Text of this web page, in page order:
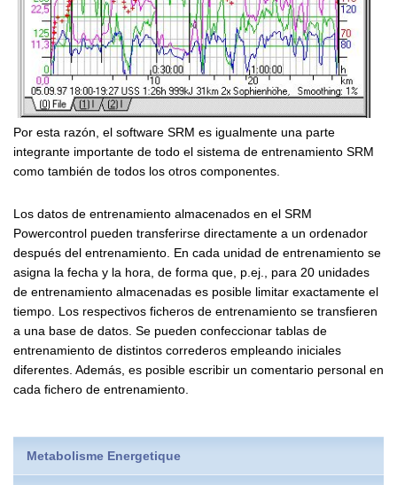
Por esta razón, el software SRM es igualmente una parte
integrante importante de todo el sistema de entrenamiento SRM
como también de todos los otros componentes.
Los datos de entrenamiento almacenados en el SRM
Powercontrol pueden transferirse directamente a un ordenador
después del entrenamiento. En cada unidad de entrenamiento se
asigna la fecha y la hora, de forma que, p.ej., para 20 unidades
de entrenamiento almacenadas es posible limitar exactamente el
tiempo. Los respectivos ficheros de entrenamiento se transfieren
a una base de datos. Se pueden confeccionar tablas de
entrenamiento de distintos correderos empleando iniciales
diferentes. Además, es posible escribir un comentario personal en
cada fichero de entrenamiento.
Metabolisme Energetique